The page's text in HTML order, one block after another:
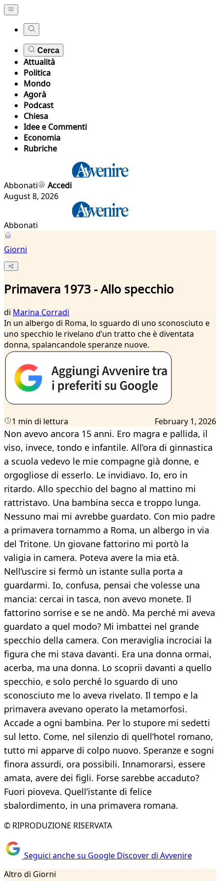
Cerca
Attualità
Politica
Mondo
Agorà
Podcast
Chiesa
Idee e Commenti
Economia
Rubriche
Abbonati
Accedi
August 8, 2026
Abbonati
Giorni
Primavera 1973 - Allo specchio
di Marina Corradi
In un albergo di Roma, lo sguardo di uno sconosciuto e
uno specchio le rivelano d’un tratto che è diventata
donna, spalancandole speranze nuove.
1 min di lettura February 1, 2026
Non avevo ancora 15 anni. Ero magra e pallida, il
viso, invece, tondo e infantile. All’ora di ginnastica
a scuola vedevo le mie compagne già donne, e
orgogliose di esserlo. Le invidiavo. Io, ero in
ritardo. Allo specchio del bagno al mattino mi
rattristavo. Una bambina secca e troppo lunga.
Nessuno mai mi avrebbe guardato. Con mio padre
a primavera tornammo a Roma, un albergo in via
del Tritone. Un giovane fattorino mi portò la
valigia in camera. Poteva avere la mia età.
Nell’uscire si fermò un istante sulla porta a
guardarmi. Io, confusa, pensai che volesse una
mancia: cercai in tasca, non avevo monete. Il
fattorino sorrise e se ne andò. Ma perché mi aveva
guardato a quel modo? Mi imbattei nel grande
specchio della camera. Con meraviglia incrociai la
figura che mi stava davanti. Era una donna ormai,
acerba, ma una donna. Lo scoprii davanti a quello
specchio, e solo perché lo sguardo di uno
sconosciuto me lo aveva rivelato. Il tempo e la
primavera avevano operato la metamorfosi.
Accade a ogni bambina. Per lo stupore mi sedetti
sul letto. Come, nel silenzio di quell’hotel romano,
tutto mi apparve di colpo nuovo. Speranze e sogni
finora assurdi, ora possibili. Innamorarsi, essere
amata, avere dei figli. Forse sarebbe accaduto?
Fuori pioveva. Quell’istante di felice
sbalordimento, in una primavera romana.
© RIPRODUZIONE RISERVATA
Seguici anche su Google Discover di Avvenire
Altro di Giorni